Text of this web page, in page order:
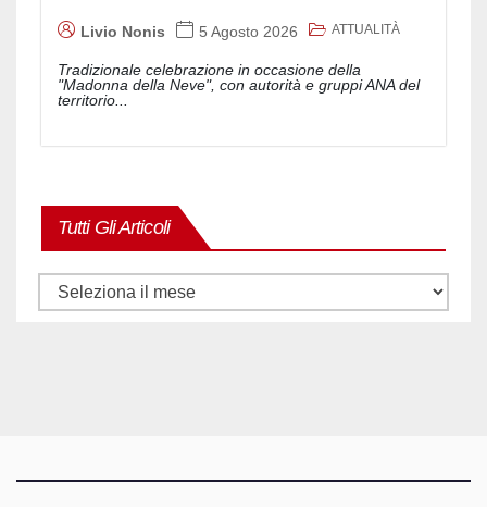
Livio Nonis 5 Agosto 2026 ATTUALITÀ
Tradizionale celebrazione in occasione della
"Madonna della Neve", con autorità e gruppi ANA del
territorio...
Tutti Gli Articoli
Tutti